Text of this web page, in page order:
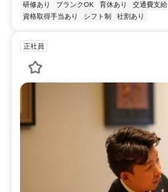
研修あり
ブランクOK 育休あり 交通費支給
資格取得手当あり
シフト制 社割あり
正社員